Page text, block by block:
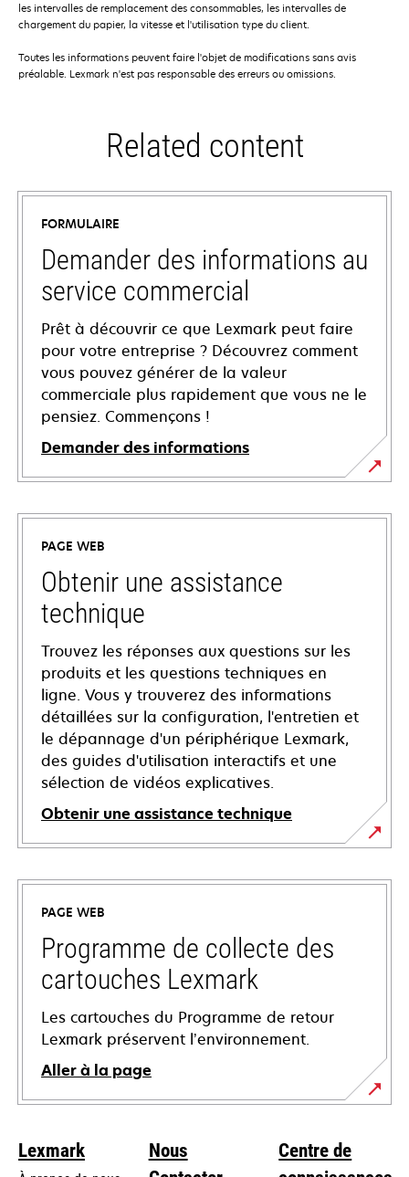
les intervalles de remplacement des consommables, les intervalles de
chargement du papier, la vitesse et l'utilisation type du client.
Toutes les informations peuvent faire l'objet de modifications sans avis
préalable. Lexmark n'est pas responsable des erreurs ou omissions.
Related content
FORMULAIRE
Demander des informations au
service commercial
Prêt à découvrir ce que Lexmark peut faire
pour votre entreprise ? Découvrez comment
vous pouvez générer de la valeur
commerciale plus rapidement que vous ne le
pensiez. Commençons !
Demander des informations
PAGE WEB
Obtenir une assistance
technique
Trouvez les réponses aux questions sur les
produits et les questions techniques en
ligne. Vous y trouverez des informations
détaillées sur la configuration, l'entretien et
le dépannage d'un périphérique Lexmark,
des guides d'utilisation interactifs et une
sélection de vidéos explicatives.
Obtenir une assistance technique
s’ouvre
dans
nouvel
onglet
PAGE WEB
Programme de collecte des
cartouches Lexmark
Les cartouches du Programme de retour
Lexmark préservent l’environnement.
Aller à la page
Lexmark
Nous
Centre de